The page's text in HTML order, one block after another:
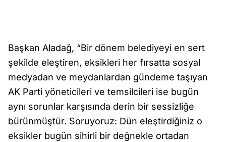
Başkan Aladağ, “Bir dönem belediyeyi en sert
şekilde eleştiren, eksikleri her fırsatta sosyal
medyadan ve meydanlardan gündeme taşıyan
AK Parti yöneticileri ve temsilcileri ise bugün
aynı sorunlar karşısında derin bir sessizliğe
bürünmüştür. Soruyoruz: Dün eleştirdiğiniz o
eksikler bugün sihirli bir değnekle ortadan